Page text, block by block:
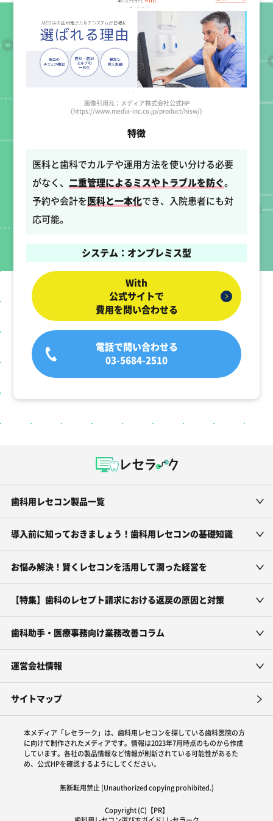
画像引用元：メディア株式会社公式HP
(https://www.media-inc.co.jp/product/hisw/)
特徴
医科と歯科でカルテや運用方法を使い分ける必要
がなく、 二重管理によるミスやトラブルを防ぐ。
予約や会計を医科と一本化でき、入院患者にも対
応可能。
システム：オンプレミス型
With
公式サイトで
費用を問い合わせる
電話で問い合わせる
03-5684-2510
歯科用レセコン製品一覧
導入前に知っておきましょう！歯科用レセコンの基礎知識
お悩み解決！賢くレセコンを活用して潤った経営を
【特集】歯科のレセプト請求における返戻の原因と対策
歯科助手・医療事務向け業務改善コラム
運営会社情報
サイトマップ
本メディア「レセラーク」は、歯科用レセコンを探している歯科医院の方
に向けて制作されたメディアです。情報は2023年7月時点のものから作成
しています。各社の製品情報など情報が刷新されている可能性があるた
め、公式HPを確認するようにしてください。
無断転用禁止 (Unauthorized copying prohibited.)
Copyright (C)【PR】